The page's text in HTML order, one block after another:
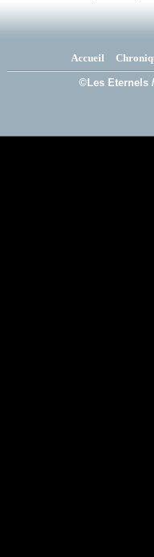
Accueil
©Les Eternels